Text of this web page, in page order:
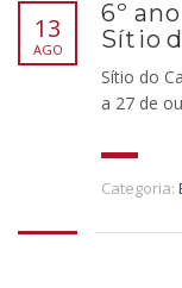
13
AGO
6º
Sítio
Sítio do
a 27 de
Categoria: